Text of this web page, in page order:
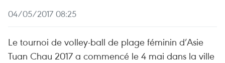
04/05/2017 08:25
Le tournoi de volley-ball de plage féminin d’Asie
Tuan Chau 2017 ​a commencé le 4 mai dans la ville